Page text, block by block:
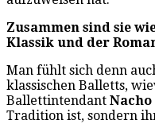
Zusammen sind sie
Klassik und der
Man fühlt sich denn
klassischen Balletts,
Ballettintendant
Tradition ist, sondern